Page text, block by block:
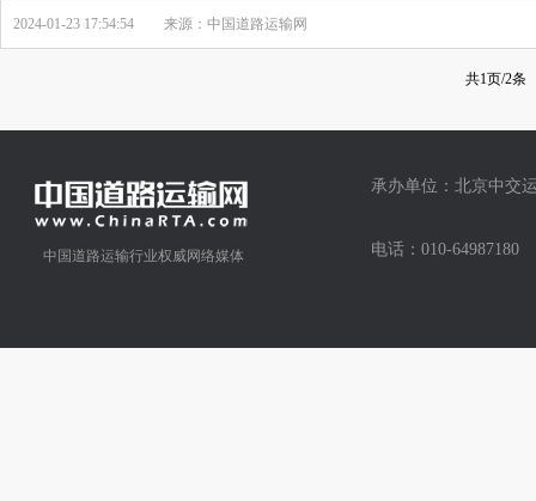
2024-01-23 17:54:54 来源：中国道路运输网
共1页/2条
中国道路运输行业权威网络媒体
承办单位：北京中交
电话：010-